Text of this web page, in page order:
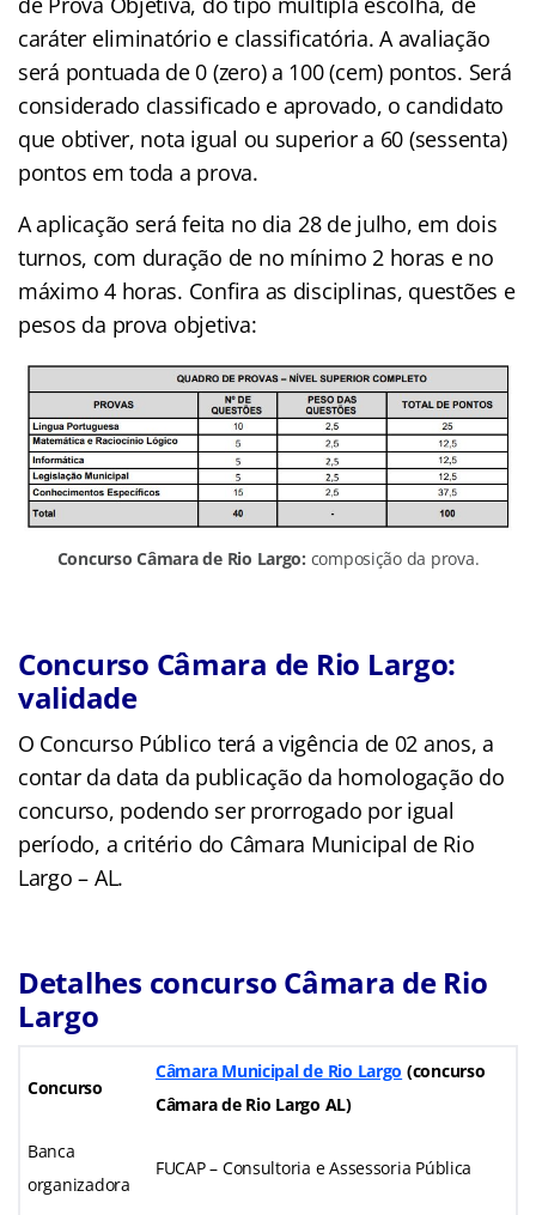
caráter eliminatório e classificatória. A avaliação
será pontuada de 0 (zero) a 100 (cem) pontos. Será
considerado classificado e aprovado, o candidato
que obtiver, nota igual ou superior a 60 (sessenta)
pontos em toda a prova.
A aplicação será feita no dia 28 de julho, em dois
turnos, com duração de no mínimo 2 horas e no
máximo 4 horas. Confira as disciplinas, questões e
pesos da prova objetiva:
Concurso Câmara de Rio Largo: composição da prova.
Concurso Câmara de Rio Largo:
validade
O Concurso Público terá a vigência de 02 anos, a
contar da data da publicação da homologação do
concurso, podendo ser prorrogado por igual
período, a critério do Câmara Municipal de Rio
Largo – AL.
Detalhes concurso Câmara de Rio
Largo
Concurso
Câmara Municipal de Rio Largo (concurso
Câmara de Rio Largo AL)
Banca
organizadora
FUCAP – Consultoria e Assessoria Pública